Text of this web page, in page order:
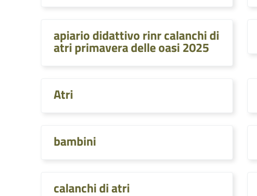
apiario didattivo rinr calanchi di
atri primavera delle oasi 2025
Atri
bambini
calanchi di atri